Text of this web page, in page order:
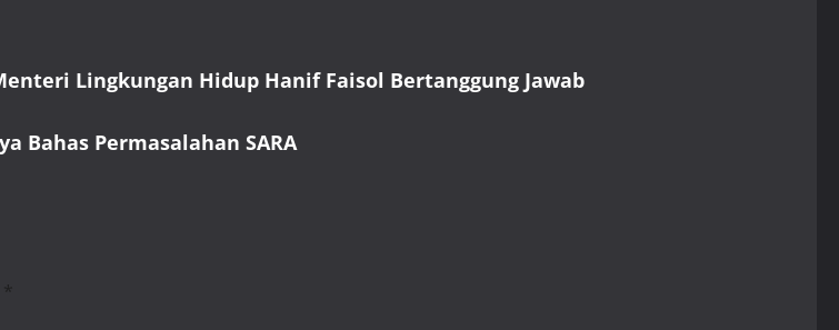
Lingkungan Hidup Hanif Faisol Bertanggung Jawab
Bahas Permasalahan SARA
*